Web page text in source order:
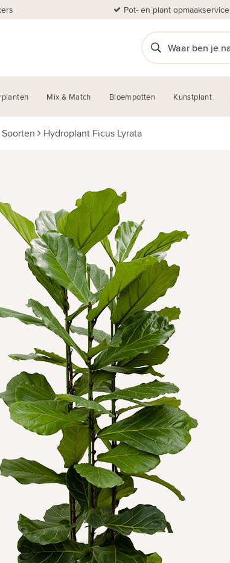
Pot- en plant opmaakservice
Mix & Match Bloempotten Kunstplant
Soorten Hydroplant Ficus Lyrata